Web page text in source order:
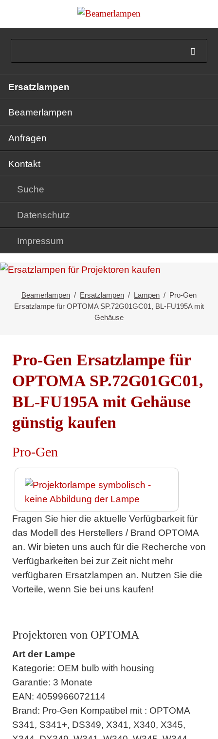
überspringen
Ersatzlampen
Beamerlampen
Anfragen
Kontakt
Suche
Datenschutz
Impressum
Beamerlampen Ersatzlampen Lampen
Pro-Gen
Ersatzlampe für OPTOMA SP.72G01GC01, BL-FU195A mit
Gehäuse
Pro-Gen Ersatzlampe für
OPTOMA SP.72G01GC01,
BL-FU195A mit Gehäuse
günstig kaufen
Pro-Gen
Fragen Sie hier die aktuelle Verfügbarkeit für
das Modell des Herstellers / Brand OPTOMA
an. Wir bieten uns auch für die Recherche von
Verfügbarkeiten bei zur Zeit nicht mehr
verfügbaren Ersatzlampen an. Nutzen Sie die
Vorteile, wenn Sie bei uns kaufen!
Projektoren von OPTOMA
Art der Lampe
Kategorie: OEM bulb with housing
Garantie: 3 Monate
EAN: 4059966072114
Brand: Pro-Gen Kompatibel mit : OPTOMA
S341, S341+, DS349, X341, X340, X345,